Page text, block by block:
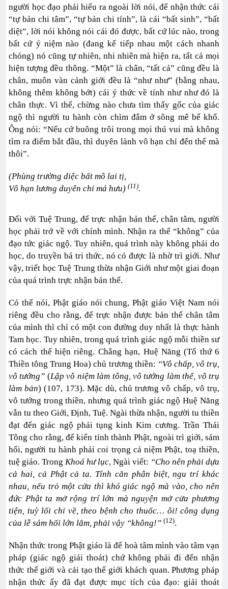
người học đạo phải hiểu ra ngoài lời nói, để nhận thức cái
“tự bản chi tâm”, “tự bản chi tính”, là cái “bất sinh”, “bất
diệt”, lời nói không nói cái đó được, bất cứ lúc nào, trong
bất cứ ý niệm nào (đang kế tiếp nhau một cách nhanh
chóng) nó cũng tự nhiên, nhi nhiên mà hiện ra, tất cả mọi
hiện tượng đều thông. “Một” là chân, “tất cả” cũng đều là
chân, muôn vàn cảnh giới đều là “như như” (bằng nhau,
không thêm không bớt) cái ý thức về tính như như đó là
chân thực. Vì thế, chừng nào chưa tìm thấy gốc của giác
ngộ thì người tu hành còn chìm đắm ở sông mê bể khổ.
Ông nói: “Nếu cứ buông trôi trong mọi thú vui mà không
tìm ra điểm bắt đầu, thì duyên lành vô hạn chỉ đến thế mà
thôi”.
(Phùng trường diệc bất mô lai tị,
Vô hạn lương duyên chỉ má hưu) (11).
Đối với Tuệ Trung, để trực nhận bản thể, chân tâm, người
học phải trở về với chính mình. Nhận ra thể “không” của
đạo tức giác ngộ. Tuy nhiên, quá trình này không phải do
học, do truyền bá tri thức, nó có được là nhờ trì giới. Như
vậy, triết học Tuệ Trung thừa nhận Giới như một giai đoạn
của quá trình trực nhận bản thể.
Có thể nói, Phật giáo nói chung, Phật giáo Việt Nam nói
riêng đều cho rằng, để trực nhận được bản thể chân tâm
của mình thì chỉ có một con đường duy nhất là thực hành
Tam học. Tuy nhiên, trong quá trình giác ngộ mỗi thiền sư
có cách thể hiện riêng. Chẳng hạn, Huệ Năng (Tổ thứ 6
Thiền tông Trung Hoa) chủ trương thiền: “Vô chấp, vô trụ,
vô tướng” (Lập vô niệm làm tông, vô tướng làm thể, vô trụ
làm bản) (107, 173). Mặc dù, chủ trương vô chấp, vô trụ,
vô tướng trong thiền, nhưng quá trình giác ngộ Huệ Năng
vẫn tu theo Giới, Định, Tuệ. Ngài thừa nhận, người tu thiền
đạt đến giác ngộ phải tụng kinh Kim cương. Trần Thái
Tông cho rằng, để kiến tính thành Phật, ngoài trì giới, sám
hối, người tu hành phải coi trọng cả niệm Phật, toạ thiền,
tuệ giáo. Trong Khoá hư lục, Ngài viết: “Cho nên phải dựa
cả hai, cả Phật cả ta. Tính căn phân biệt, ngu trí khác
nhau, nếu trỏ một cửa thì khó giác ngộ mà vào, cho nên
đức Phật ta mở rộng trí lớn mà nguyện mở cửa phương
tiện, tuỳ lối chỉ về, theo bệnh cho thuốc… ôi! công dụng
của lễ sám hối lớn lắm, phải vậy “không!” (12).
Nhận thức trong Phật giáo là để hoà tâm mình vào tâm vạn
pháp (giác ngộ giải thoát) chứ không phải đi đến nhận
thức thế giới và cải tạo thế giới khách quan. Phương pháp
nhận thức ấy đã đạt được mục tích của đạo: giải thoát